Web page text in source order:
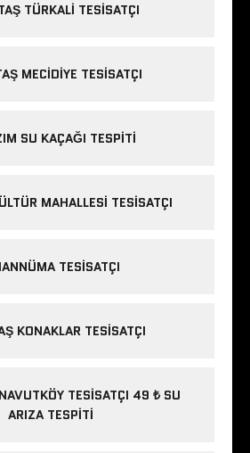
TÜRKALI TESISATÇI
MECIDIYE TESISATÇI
SU KAÇAĞI TESPITI
MAHALLESI TESISATÇI
TESISATÇI
KONAKLAR TESISATÇI
TESISATÇI 49 ₺ SU
ARIZA TESPITI